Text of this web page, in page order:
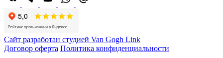
Сайт разработан студией Van Gogh Link
Договор оферта Политика конфиденциальности